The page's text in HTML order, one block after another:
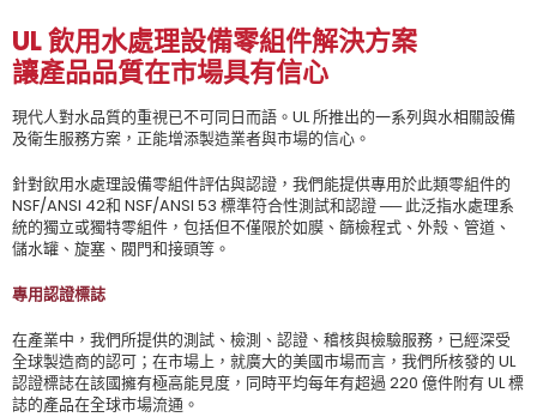
UL 飲用水處理設備零組件解決方案
讓產品品質在市場具有信心
現代人對水品質的重視已不可同日而語。UL 所推出的一系列與水相關設備
及衛生服務方案，正能增添製造業者與市場的信心。
針對飲用水處理設備零組件評估與認證，我們能提供專用於此類零組件的
NSF/ANSI 42和 NSF/ANSI 53 標準符合性測試和認證 ── 此泛指水處理系
統的獨立或獨特零組件，包括但不僅限於如膜、篩檢程式、外殼、管道、
儲水罐、旋塞、閥門和接頭等。
專用認證標誌
在產業中，我們所提供的測試、檢測、認證、稽核與檢驗服務，已經深受
全球製造商的認可；在市場上，就廣大的美國市場而言，我們所核發的 UL
認證標誌在該國擁有極高能見度，同時平均每年有超過 220 億件附有 UL 標
誌的產品在全球市場流通。